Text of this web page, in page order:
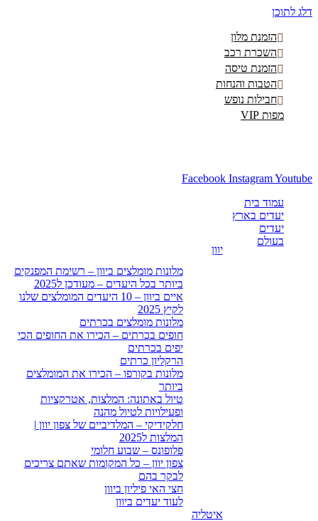
לתוכן
הזמנת מלון
השכרת רכב
הזמנת טיסה
הטבות והנחות
חבילות נופש
מפות VIP
Facebook Instagram
עמוד בית
יעדים בארץ
יעדים
בעולם
יוון
מלונות מומלצים ביוון – רשימת המפנקים
ביותר בכל היעדים – מעודכן ל2025
איים ביוון – 10 היעדים המומלצים שלנו
לקיץ 2025
מלונות מומלצים בכרתים
חופים בכרתים – הכירו את החופים הכי
יפים בכרתים
הרקליון כרתים
מלונות בקורפו – הכירו את המומלצים
ביותר
טיול באתונה: המלצות, אטרקציות
ופעילויות לטיול מהנה
חלקידיקי – המלדיביים של צפון יוון |
המלצות ל2025
פלופונס – שבוע חלומי
צפון יוון – כל המקומות שאתם צריכים
לבקר בהם
חצי האי פיליון ביוון
לעוד יעדים ביוון
איטליה